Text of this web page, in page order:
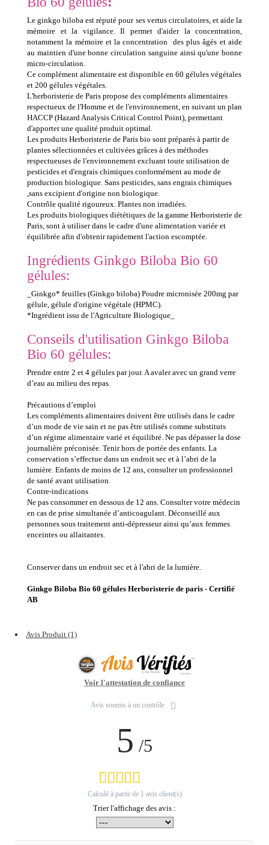
Le ginkgo biloba est réputé pour ses vertus circulatoires, et aide la
mémoire et la vigilance. Il permet d'aider la concentration,
notamment la mémoire et la concentration des plus âgés et aide
au maintien d'une bonne circulation sanguine ainsi qu'une bonne
micro-circulation.
Ce complément alimentaire est disponible en 60 gélules végétales
et 200 gélules végétales.
L'herboristerie de Paris propose des compléments alimentaires
respectueux de l'Homme et de l'environnement, en suivant un plan
HACCP (Hazard Analysis Critical Control Point), permettant
d'apporter une qualité produit optimal.
Les produits Herboristerie de Paris bio sont préparés à partir de
plantes sélectionnées et cultivées grâces à des méthodes
respectueuses de l'environnement excluant toute utilisation de
pesticides et d'engrais chimiques conformément au mode de
production biologique. Sans pesticides, sans engrais chimiques
,sans excipient d'origine non biologique.
Contrôle qualité rigoureux. Plantes non irradiées.
Les produits biologiques diététiques de la gamme Herboristerie de
Paris, sont à utiliser dans le cadre d'une alimentation variée et
équilibrée afin d'obtenir rapidement l'action escomptée.
Ingrédients Ginkgo Biloba Bio 60
gélules:
_Ginkgo* feuilles (Ginkgo biloba) Poudre micronisée 200mg par
gélule, gélule d'origine végétale (HPMC).
*Ingrédient issu de l'Agriculture Biologique_
Conseils d'utilisation Ginkgo Biloba
Bio 60 gélules:
Prendre entre 2 et 4 gélules par jour. A avaler avec un grand verre
d’eau au milieu des repas.
Précautions d’emploi
Les compléments alimentaires doivent être utilisés dans le cadre
d’un mode de vie sain et ne pas être utilisés comme substituts
d’un régime alimentaire varié et équilibré. Ne pas dépasser la dose
journalière préconisée. Tenir hors de portée des enfants. La
conservation s’effectue dans un endroit sec et à l’abri de la
lumière. Enfants de moins de 12 ans, consulter un professionnel
de santé avant utilisation.
Contre-indications
Ne pas consommer en dessous de 12 ans. Consulter votre médecin
en cas de prise simultanée d’anticoagulant. Déconseillé aux
personnes sous traitement anti-dépresseur ainsi qu’aux femmes
enceintes ou allaitantes.
Conserver dans un endroit sec et à l'abri de la lumière.
Ginkgo Biloba Bio 60 gélules Herboristerie de paris - Certifié
AB
Avis Produit (1)
Voir l'attestation de confiance
Avis soumis à un contrôle
5 /5
Calculé à partir de 1 avis client(s)
Trier l'affichage des avis :